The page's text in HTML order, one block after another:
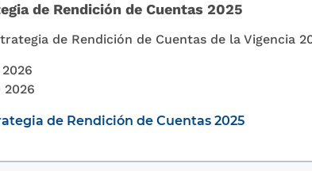
de Rendición de Cuentas 2025
de Rendición de Cuentas de la Vigencia
2026
de Rendición de Cuentas 2025